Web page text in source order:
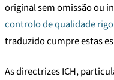
original sem omissão ou
controlo de qualidade
traduzido cumpre estas
As directrizes ICH,